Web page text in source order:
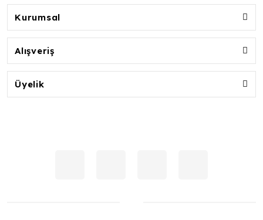
Kurumsal
Alışveriş
Üyelik